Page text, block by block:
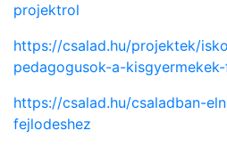
projektrol
https://csalad.hu/projektek/
pedagogusok-a-
https://csalad.hu/csaladban-
fejlodeshez